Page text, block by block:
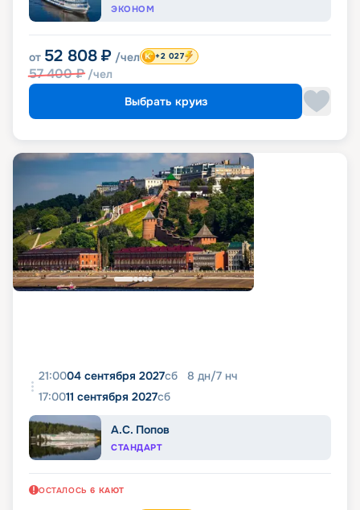
ЭКОНОМ
от 52 808 ₽ /чел
57 400₽ /чел
+2 027
Выбрать круиз
21:0004 сентября 2027сб 8 дн/7 нч
17:0011 сентября 2027сб
А.С. Попов
СТАНДАРТ
ОСТАЛОСЬ 6 КАЮТ